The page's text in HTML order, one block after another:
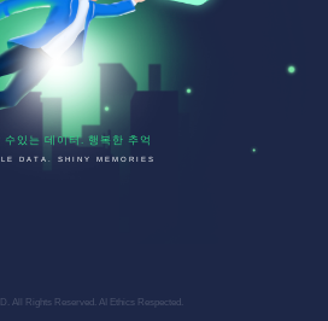
수있는 데이터. 행복한 추억
DATA. SHINY MEMORIES
All Rights Reserved. AI Ethics Respected.